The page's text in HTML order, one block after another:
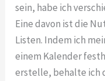
sein, habe ich
Eine davon ist die
Listen. Indem ich
einem Kalender
erstelle, behalte ich